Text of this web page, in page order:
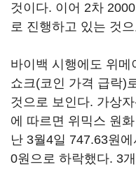
것이다. 이어 2차
로 진행하고 있는 것
바이백 시행에도 위
쇼크(코인 가격 급락)
것으로 보인다. 가상
에 따르면 위믹스 원
난 3월4일 747.63원
0원으로 하락했다. 3